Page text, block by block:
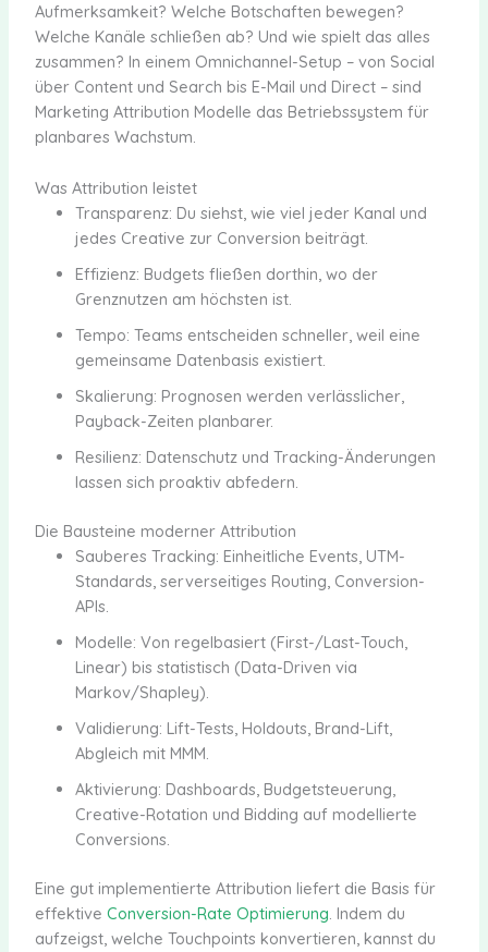
Aufmerksamkeit? Welche Botschaften bewegen?
Welche Kanäle schließen ab? Und wie spielt das alles
zusammen? In einem Omnichannel-Setup – von Social
über Content und Search bis E-Mail und Direct – sind
Marketing Attribution Modelle das Betriebssystem für
planbares Wachstum.
Was Attribution leistet
Transparenz: Du siehst, wie viel jeder Kanal und
jedes Creative zur Conversion beiträgt.
Effizienz: Budgets fließen dorthin, wo der
Grenznutzen am höchsten ist.
Tempo: Teams entscheiden schneller, weil eine
gemeinsame Datenbasis existiert.
Skalierung: Prognosen werden verlässlicher,
Payback-Zeiten planbarer.
Resilienz: Datenschutz und Tracking-Änderungen
lassen sich proaktiv abfedern.
Die Bausteine moderner Attribution
Sauberes Tracking: Einheitliche Events, UTM-
Standards, serverseitiges Routing, Conversion-
APIs.
Modelle: Von regelbasiert (First-/Last-Touch,
Linear) bis statistisch (Data-Driven via
Markov/Shapley).
Validierung: Lift-Tests, Holdouts, Brand-Lift,
Abgleich mit MMM.
Aktivierung: Dashboards, Budgetsteuerung,
Creative-Rotation und Bidding auf modellierte
Conversions.
Eine gut implementierte Attribution liefert die Basis für
effektive Conversion-Rate Optimierung . Indem du
aufzeigst, welche Touchpoints konvertieren, kannst du